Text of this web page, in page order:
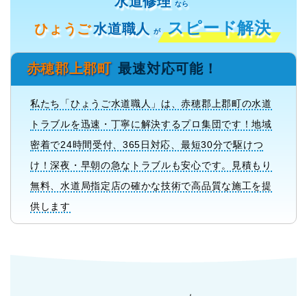
なら
ひょうご水道職人 が スピード解決
赤穂郡上郡町 最速対応可能！
私たち「ひょうご水道職人」は、赤穂郡上郡町の水道
トラブルを迅速・丁寧に解決するプロ集団です！地域
密着で24時間受付、365日対応、最短30分で駆けつ
け！深夜・早朝の急なトラブルも安心です。見積もり
無料、水道局指定店の確かな技術で高品質な施工を提
供します